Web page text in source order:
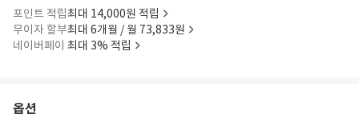
포인트 적립최대 14,000원 적립
무이자 할부최대 6개월 / 월 73,833원
네이버페이 최대 3% 적립
옵션